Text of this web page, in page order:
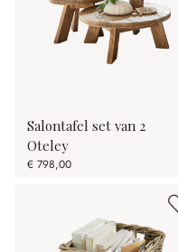
Salontafel set van 2
Oteley
€ 798,00